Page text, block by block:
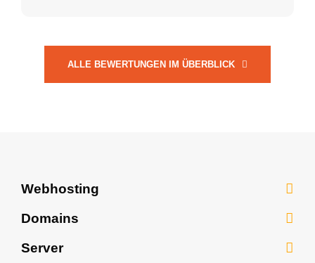
ALLE BEWERTUNGEN IM ÜBERBLICK
Webhosting
Webhosting
Domains
Server